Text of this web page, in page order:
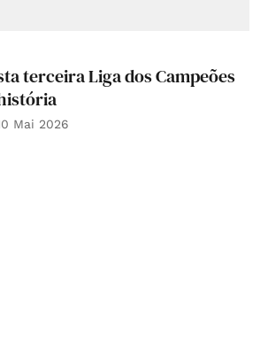
terceira Liga dos Campeões
Mai 2026